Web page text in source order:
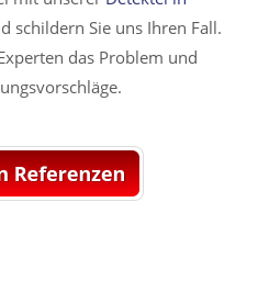
schildern Sie uns Ihren Fall.
das Problem und